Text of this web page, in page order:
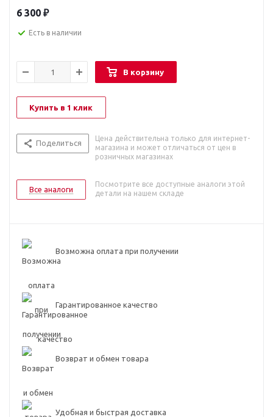
6 300 ₽
Есть в наличии
В корзину
Купить в 1 клик
Поделиться
Цена действительна только для интернет-
магазина и может отличаться от цен в
розничных магазинах
Все аналоги
Посмотрите все доступные аналоги этой
детали на нашем складе
Возможна оплата при получении
Гарантированное качество
Возврат и обмен товара
Удобная и быстрая доставка